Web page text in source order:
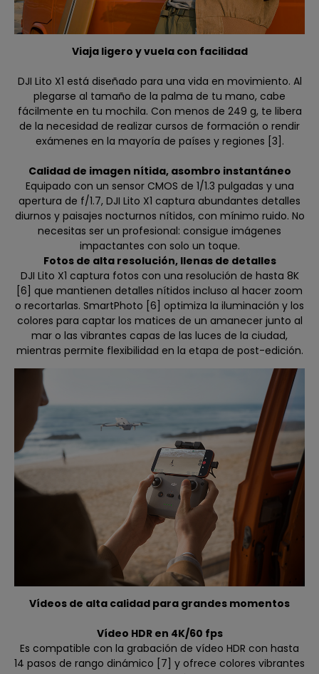
Viaja ligero y vuela con facilidad
DJI Lito X1 está diseñado para una vida en movimiento. Al
plegarse al tamaño de la palma de tu mano, cabe
fácilmente en tu mochila. Con menos de 249 g, te libera
de la necesidad de realizar cursos de formación o rendir
exámenes en la mayoría de países y regiones [3].
Calidad de imagen nítida, asombro instantáneo
Equipado con un sensor CMOS de 1/1.3 pulgadas y una
apertura de f/1.7, DJI Lito X1 captura abundantes detalles
diurnos y paisajes nocturnos nítidos, con mínimo ruido. No
necesitas ser un profesional: consigue imágenes
impactantes con solo un toque.
Fotos de alta resolución, llenas de detalles
DJI Lito X1 captura fotos con una resolución de hasta 8K
[6] que mantienen detalles nítidos incluso al hacer zoom
o recortarlas. SmartPhoto [6] optimiza la iluminación y los
colores para captar los matices de un amanecer junto al
mar o las vibrantes capas de las luces de la ciudad,
mientras permite flexibilidad en la etapa de post-edición.
Vídeos de alta calidad para grandes momentos
Vídeo HDR en 4K/60 fps
Es compatible con la grabación de vídeo HDR con hasta
14 pasos de rango dinámico [7] y ofrece colores vibrantes